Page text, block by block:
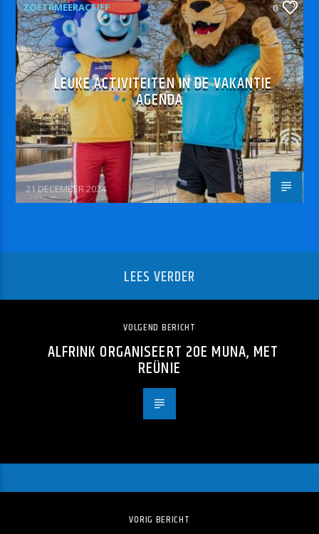
ZOETRMEERACTIEF 0
LEUKE ACTIVITEITEN IN DE VAKANTIE
AGENDA
21 DECEMBER 2024
LEES VERDER
VOLGEND BERICHT
ALFRINK ORGANISEERT 20E MUNA, MET
REÜNIE
VORIG BERICHT